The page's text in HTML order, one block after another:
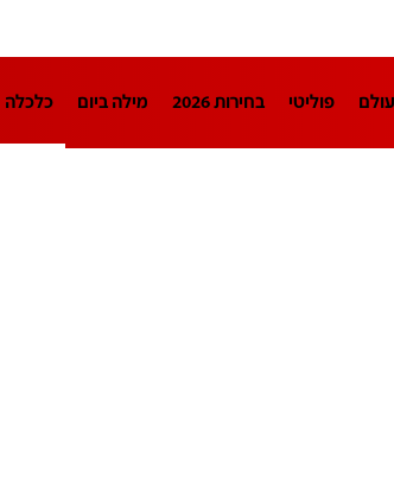
פוליטי בחירות 2026 מילה ביום כלכלה